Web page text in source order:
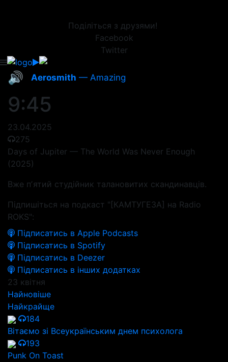
Поділіться з друзями!
Facebook
Twitter
🔊 Aerosmith — Amazing
9:45
23.04.2025
275
Days of Jupiter — The World Was Never Enough
(2025)
Вже пʼятий студійник талановитих скандинавців.
Підпишіться на подкаст "[КАМТУГЕЗА] на Radio
ROKS":
Підписатись в Apple Podcasts
Підписатись в Spotify
Підписатись в Deezer
Підписатись в інших додатках
23 квітня
Найновіше
Найкрайще
184
Вітаємо зі Всеукраїнським днем психолога
193
Punk On Toast